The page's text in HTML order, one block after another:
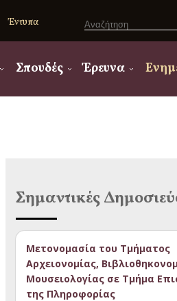
Έντυπα
Σπουδές Έρευνα
Σημαντικές
Μετονομασία του Τμήματος
Αρχειονομίας,
Μουσειολογίας σε Τμήμα
της Πληροφορίας